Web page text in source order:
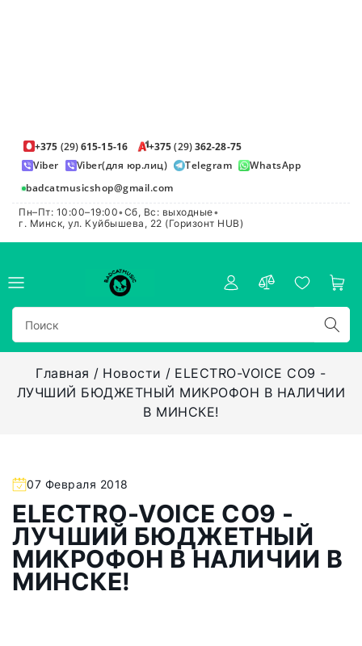
+375 (29)615-15-16 +375(29)362-28-75
Viber
Viber(для юр.лиц) Telegram
WhatsApp
badcatmusicshop@gmail.com
Пн–Пт: 10:00–19:00•Сб, Вс: выходные•
г. Минск, ул. Куйбышева, 22 (Горизонт HUB)
Главная Новости
ELECTRO-VOICE CO9 -
ЛУЧШИЙ БЮДЖЕТНЫЙ МИКРОФОН В НАЛИЧИИ
В МИНСКЕ!
07 Февраля 2018
ELECTRO-VOICE CO9 -
ЛУЧШИЙ БЮДЖЕТНЫЙ
МИКРОФОН В НАЛИЧИИ В
МИНСКЕ!